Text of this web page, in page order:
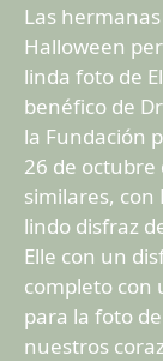
Las
Halloween
linda foto de
benéfico de
la Fundación
26 de octubre
similares, con
lindo disfraz
Elle con un
completo con
para la foto
nuestros